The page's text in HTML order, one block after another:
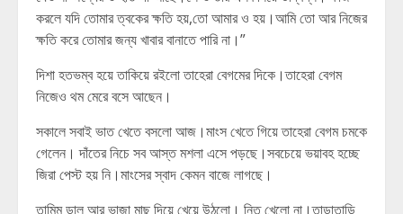
করলে যদি তোমার ত্বকের ক্ষতি হয়,তো আমার ও হয়।আমি তো আর নিজের
ক্ষতি করে তোমার জন্য খাবার বানাতে পারি না।”
দিশা হতভম্ব হয়ে তাকিয়ে রইলো তাহেরা বেগমের দিকে।তাহেরা বেগম
নিজেও থম মেরে বসে আছেন।
সকালে সবাই ভাত খেতে বসলো আজ।মাংস খেতে গিয়ে তাহেরা বেগম চমকে
গেলেন। দাঁতের নিচে সব আস্ত মশলা এসে পড়ছে।সবচেয়ে ভয়াবহ হচ্ছে
জিরা পেস্ট হয় নি।মাংসের স্বাদ কেমন বাজে লাগছে।
তামিম ডাল আর ভাজা মাছ দিয়ে খেয়ে উঠলো। নিতু খেলো না।তাড়াতাড়ি